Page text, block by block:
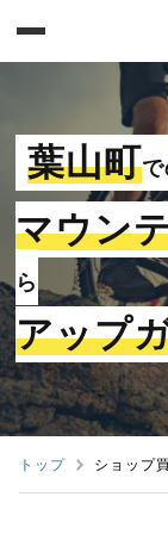
葉山町
マウン
ら
アップ
トップ ショップ